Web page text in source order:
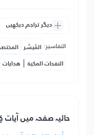
دیگر تراجم دیکھیں
التفاسير: المُيسَّر
النفحات المكية | هدايات
حالیہ صفحہ میں آیات